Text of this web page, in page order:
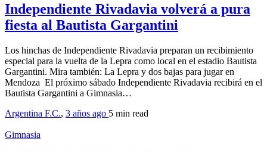
Independiente Rivadavia volverá a pura
fiesta al Bautista Gargantini
Los hinchas de Independiente Rivadavia preparan un recibimiento
especial para la vuelta de la Lepra como local en el estadio Bautista
Gargantini. Mira también: La Lepra y dos bajas para jugar en
Mendoza El próximo sábado Independiente Rivadavia recibirá en el
Bautista Gargantini a Gimnasia…
Argentina F.C., 3 años ago 5 min read
Gimnasia